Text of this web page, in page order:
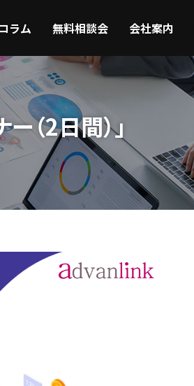
コラム 無料相談会 会社案内
（2日間）」